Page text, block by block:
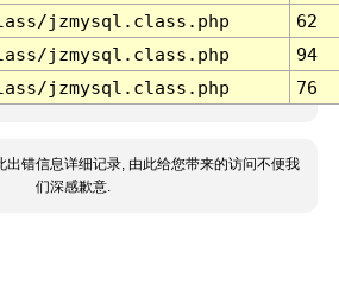
jzmysql.class.php
62
jzmysql.class.php
94
jzmysql.class.php 76
出错信息详细记录, 由此给您带来的访问不便我
们深感歉意.